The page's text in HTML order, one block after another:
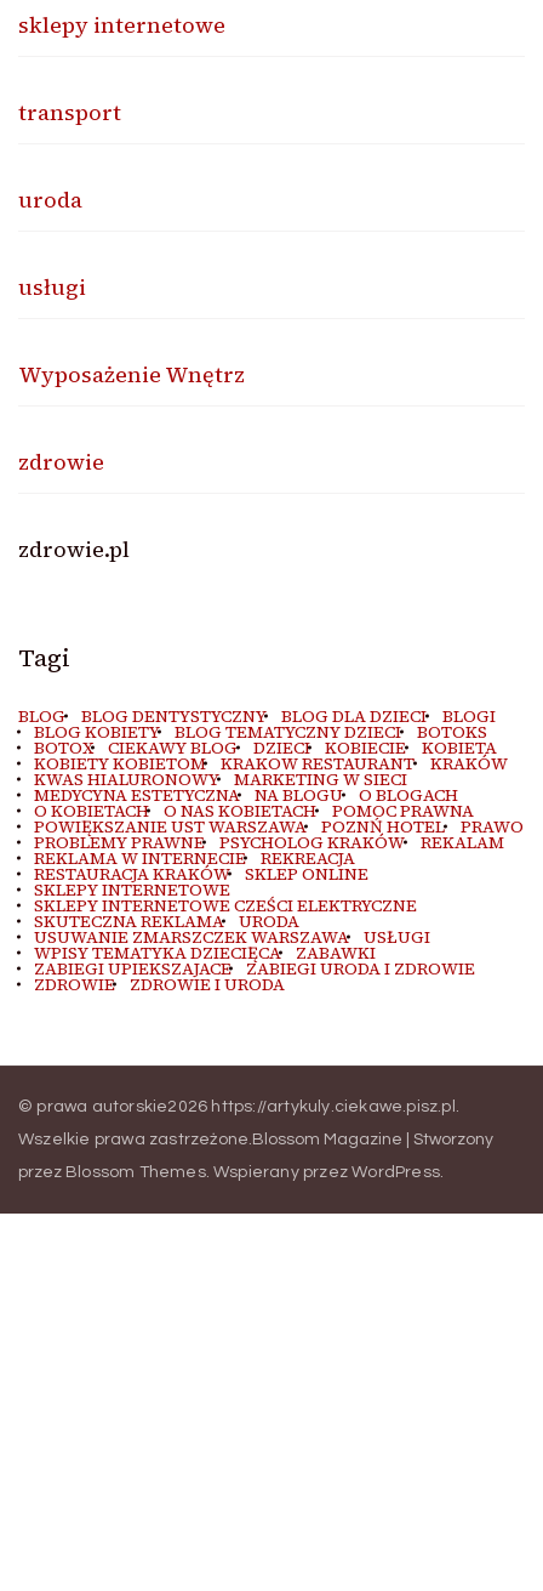
sklepy internetowe
transport
uroda
usługi
Wyposażenie Wnętrz
zdrowie
zdrowie.pl
Tagi
BLOG BLOG DENTYSTYCZNY BLOG DLA DZIECI BLOGI
BLOG KOBIETY BLOG TEMATYCZNY DZIECI BOTOKS
BOTOX CIEKAWY BLOG DZIECI KOBIECIE KOBIETA
KOBIETY KOBIETOM KRAKOW RESTAURANT KRAKÓW
KWAS HIALURONOWY MARKETING W SIECI
MEDYCYNA ESTETYCZNA NA BLOGU O BLOGACH
O KOBIETACH O NAS KOBIETACH POMOC PRAWNA
POWIĘKSZANIE UST WARSZAWA POZNŃ HOTEL PRAWO
PROBLEMY PRAWNE PSYCHOLOG KRAKÓW REKALAM
REKLAMA W INTERNECIE REKREACJA
RESTAURACJA KRAKÓW SKLEP ONLINE
SKLEPY INTERNETOWE
SKLEPY INTERNETOWE CZEŚCI ELEKTRYCZNE
SKUTECZNA REKLAMA URODA
USUWANIE ZMARSZCZEK WARSZAWA USŁUGI
WPISY TEMATYKA DZIECIĘCA ZABAWKI
ZABIEGI UPIEKSZAJACE ZABIEGI URODA I ZDROWIE
ZDROWIE ZDROWIE I URODA
© prawa autorskie2026 https://artykuly.ciekawe.pisz.pl
Wszelkie prawa zastrzeżone. Blossom Magazine | Stworzony
przez Blossom Themes. Wspierany przezWordPress